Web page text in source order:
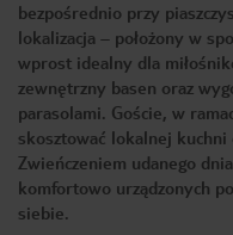
bezpośrednio przy
lokalizacja – położony w
wprost idealny dla
zewnętrzny basen oraz
parasolami. Goście, w
skosztować lokalnej kuchni
Zwieńczeniem udanego
komfortowo urządzonych
siebie.